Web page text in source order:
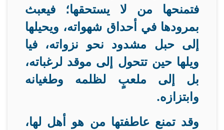
فتمنحها من لا يستحقها؛ فيعبث
بمرودها في أحداق شهواته، ويحيلها
إلى حبل مشدود نحو نزواته، فيا
ويلها حين تتحول إلى موقد لرغباته،
بل إلى ملعبٍ لظلمه وطغيانه
وابتزازه.
وقد تمنع عاطفتها من هو أهل لها،